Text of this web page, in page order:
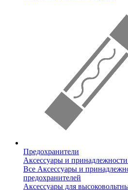
Предохранители
Аксессуары и
Все Аксессуары и
предохранителей
Аксессуары для